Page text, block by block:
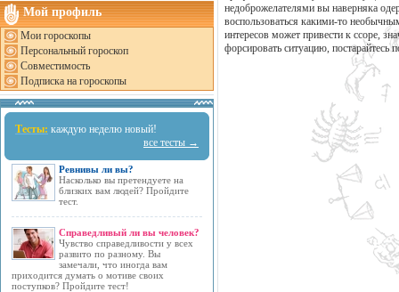
Мой профиль
Мои гороскопы
Персональный гороскоп
Совместимость
Подписка на гороскопы
Тесты: каждую неделю новый!
все тесты →
Ревнивы ли вы?
Насколько вы претендуете на
близких вам людей? Пройдите
тест.
Справедливый ли вы человек?
Чувство справедливости у всех
развито по разному. Вы
замечали, что иногда вам
приходится думать о мотиве своих
поступков? Пройдите тест!
недоброжелателями вы наверняка
воспользоваться какими-то
интересов может привести к ссоре,
форсировать ситуацию, постарайтесь